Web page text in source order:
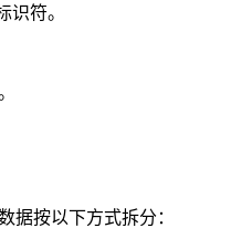
识符。
据按以下方式拆分：